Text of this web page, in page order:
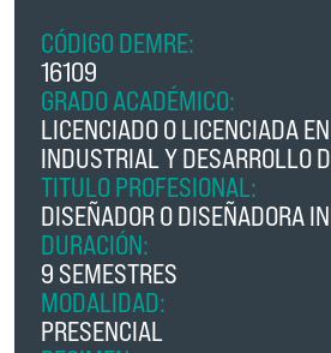
CÓDIGO DEMRE:
16109
GRADO ACADÉMICO:
LICENCIADO O LICENCIADA
INDUSTRIAL Y DESARROLLO
TITULO PROFESIONAL:
DISEÑADOR O DISEÑADORA
DURACIÓN:
9 SEMESTRES
MODALIDAD:
PRESENCIAL